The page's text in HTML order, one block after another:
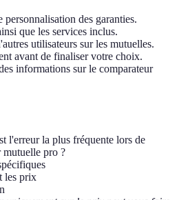
des garanties.
que les services inclus.
utilisateurs sur les mutuelles.
avant de finaliser votre choix.
informations sur le comparateur
l'erreur la plus fréquente lors de
pro ?
les prix